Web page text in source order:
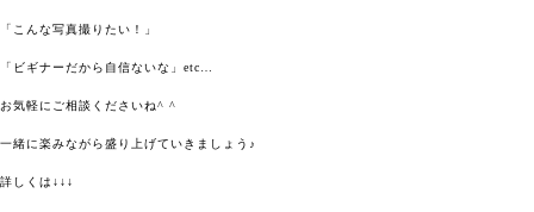
「こんな写真撮りたい！」
「ビギナーだから自信ないな」etc…
お気軽にご相談くださいね^ ^
一緒に楽みながら盛り上げていきましょう♪
詳しくは↓↓↓